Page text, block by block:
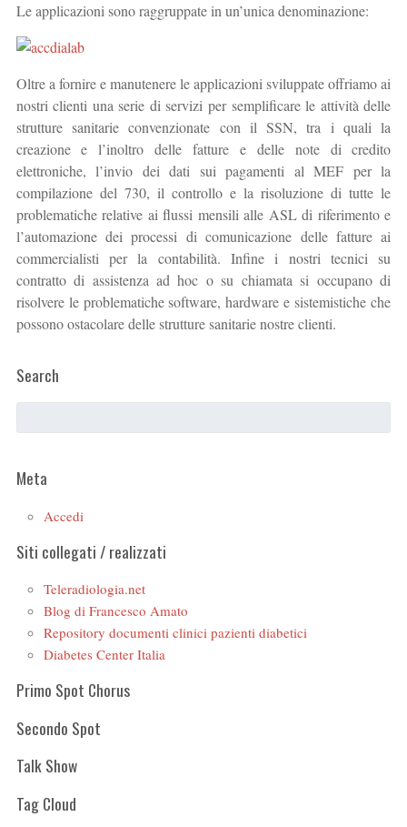
Le applicazioni sono raggruppate in un’unica denominazione:
Oltre a fornire e manutenere le applicazioni sviluppate offriamo ai
nostri clienti una serie di servizi per semplificare le attività delle
strutture sanitarie convenzionate con il SSN, tra i quali la
creazione e l’inoltro delle fatture e delle note di credito
elettroniche, l’invio dei dati sui pagamenti al MEF per la
compilazione del 730, il controllo e la risoluzione di tutte le
problematiche relative ai flussi mensili alle ASL di riferimento e
l’automazione dei processi di comunicazione delle fatture ai
commercialisti per la contabilità. Infine i nostri tecnici su
contratto di assistenza ad hoc o su chiamata si occupano di
risolvere le problematiche software, hardware e sistemistiche che
possono ostacolare delle strutture sanitarie nostre clienti.
Search
Meta
Accedi
Siti collegati / realizzati
Teleradiologia.net
Blog di Francesco Amato
Repository documenti clinici pazienti diabetici
Diabetes Center Italia
Primo Spot Chorus
Secondo Spot
Talk Show
Tag Cloud